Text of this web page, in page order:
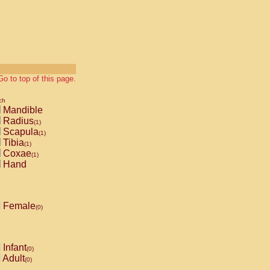
to top of this page.
Mandible
Radius(1)
Scapula(1)
Tibia(1)
Coxae(1)
Hand
Female(0)
Infant(0)
Adult(0)